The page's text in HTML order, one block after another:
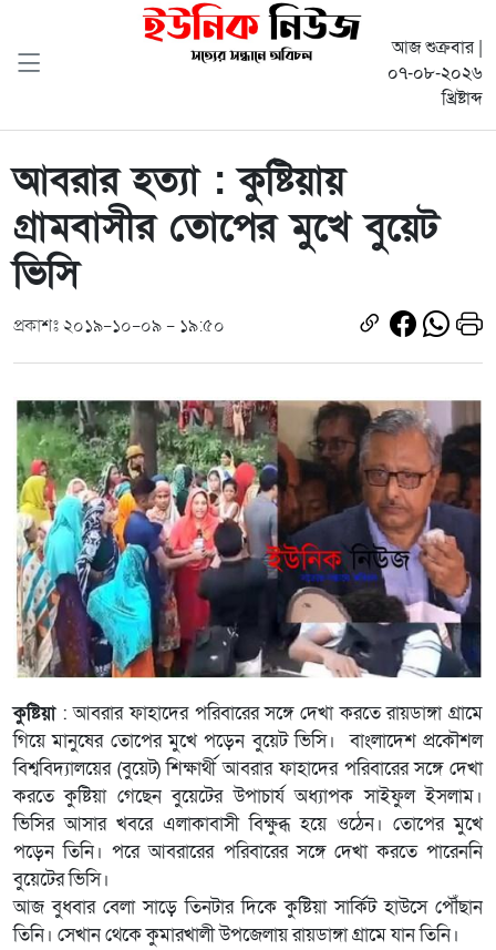
আজ শুক্রবার |
০৭-০৮-২০২৬
খ্রিষ্টাব্দ
আবরার হত্যা : কুষ্টিয়ায়
গ্রামবাসীর তোপের মুখে বুয়েট
ভিসি
প্রকাশঃ ২০১৯-১০-০৯ - ১৯:৫০
কুষ্টিয়া: আবরার ফাহাদের পরিবারের সঙ্গে দেখা করতে রায়ডাঙ্গা গ্রামে
গিয়ে মানুষের তোপের মুখে পড়েন বুয়েট ভিসি। বাংলাদেশ প্রকৌশল
বিশ্ববিদ্যালয়ের (বুয়েট) শিক্ষার্থী আবরার ফাহাদের পরিবারের সঙ্গে দেখা
করতে কুষ্টিয়া গেছেন বুয়েটের উপাচার্য অধ্যাপক সাইফুল ইসলাম।
ভিসির আসার খবরে এলাকাবাসী বিক্ষুব্ধ হয়ে ওঠেন। তোপের মুখে
পড়েন তিনি। পরে আবরারের পরিবারের সঙ্গে দেখা করতে পারেননি
বুয়েটের ভিসি।
আজ বুধবার বেলা সাড়ে তিনটার দিকে কুষ্টিয়া সার্কিট হাউসে পৌঁছান
তিনি। সেখান থেকে কুমারখালী উপজেলায় রায়ডাঙ্গা গ্রামে যান তিনি।